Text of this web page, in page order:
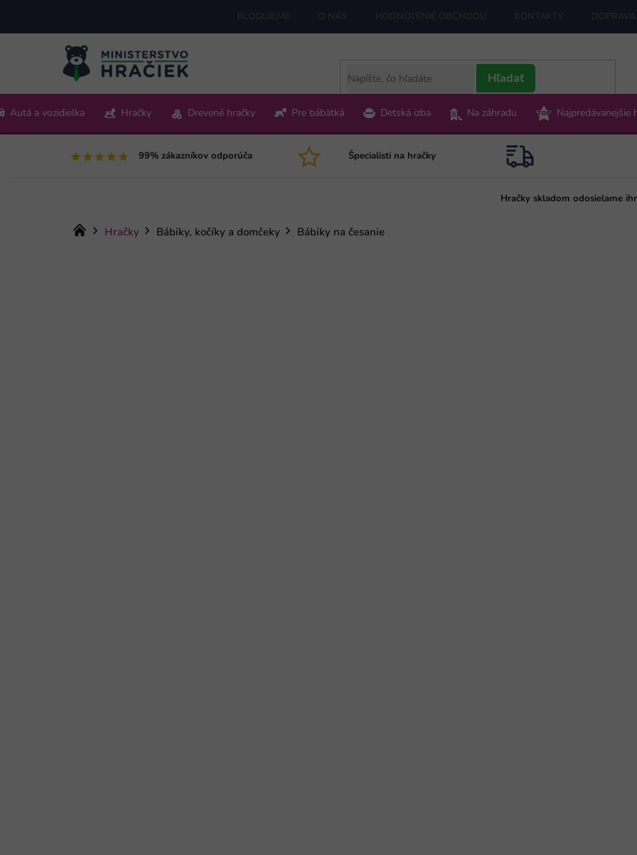
obsah
BLOGUJEME O NÁS HODNOTENIE OBCHODU KONTAKTY
Pon-Pia 9:00-15:00
Hľadať
Autá a vozidielka Hračky Drevené hračky Pre bábätká Detská izba Na záhradu Najpredávanejšie
99% zákazníkov odporúča Špecialisti na hračky
Hračky skladom odosielame
Domov
Hračky Bábiky, kočíky a domčeky Bábiky na česanie